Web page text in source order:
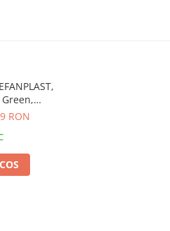
Green,
RON